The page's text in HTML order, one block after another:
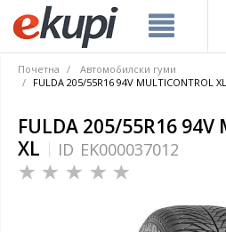
Почетна
Автомобилски гуми
FULDA 205/55R16 94V MULTICONTROL XL
FULDA 205/55R16 94V
XL
ID EK000037012